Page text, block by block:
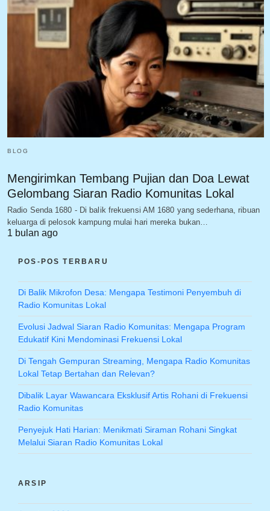
BLOG
Mengirimkan Tembang Pujian dan Doa Lewat
Gelombang Siaran Radio Komunitas Lokal
Radio Senda 1680 - Di balik frekuensi AM 1680 yang sederhana, ribuan
keluarga di pelosok kampung mulai hari mereka bukan…
1 bulan ago
POS-POS TERBARU
Di Balik Mikrofon Desa: Mengapa Testimoni Penyembuh di
Radio Komunitas Lokal
Evolusi Jadwal Siaran Radio Komunitas: Mengapa Program
Edukatif Kini Mendominasi Frekuensi Lokal
Di Tengah Gempuran Streaming, Mengapa Radio Komunitas
Lokal Tetap Bertahan dan Relevan?
Dibalik Layar Wawancara Eksklusif Artis Rohani di Frekuensi
Radio Komunitas
Penyejuk Hati Harian: Menikmati Siraman Rohani Singkat
Melalui Siaran Radio Komunitas Lokal
ARSIP